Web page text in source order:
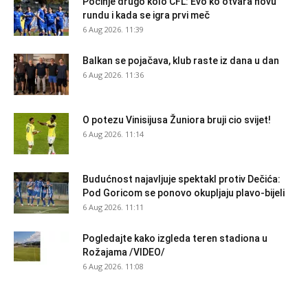
rundu i kada se igra prvi meč
6 Aug 2026. 11:39
Balkan se pojačava, klub raste iz dana u dan
6 Aug 2026. 11:36
O potezu Vinisijusa Žuniora bruji cio svijet!
6 Aug 2026. 11:14
Budućnost najavljuje spektakl protiv Dečića:
Pod Goricom se ponovo okupljaju plavo-bijeli
6 Aug 2026. 11:11
Pogledajte kako izgleda teren stadiona u
Rožajama /VIDEO/
6 Aug 2026. 11:08